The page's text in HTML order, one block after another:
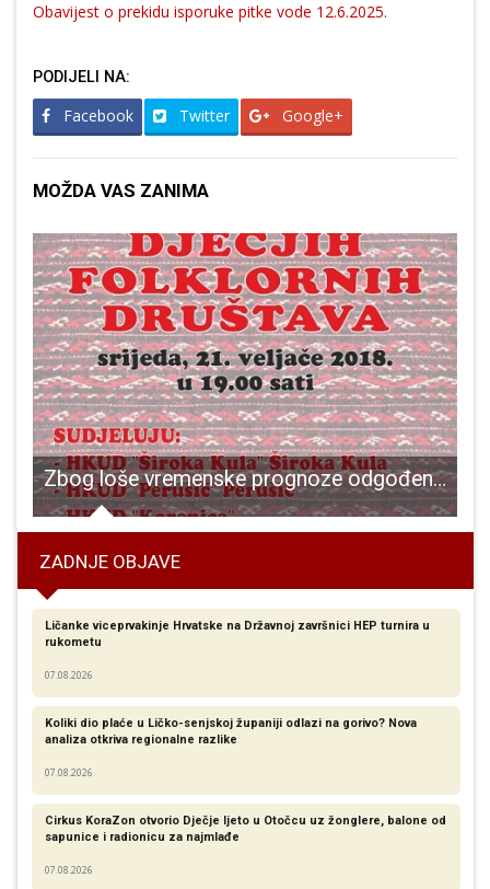
Obavijest o prekidu isporuke pitke vode 12.6.2025.
PODIJELI NA:
Facebook Twitter Google+
MOŽDA VAS ZANIMA
Zbog loše vremenske prognoze odgođen Susret dječjih folklornih društava
ZADNJE OBJAVE
Ličanke viceprvakinje Hrvatske na Državnoj završnici HEP turnira u
rukometu
07.08.2026
Koliki dio plaće u Ličko-senjskoj županiji odlazi na gorivo? Nova
analiza otkriva regionalne razlike​
07.08.2026
Cirkus KoraZon otvorio Dječje ljeto u Otočcu uz žonglere, balone od
sapunice i radionicu za najmlađe
07.08.2026